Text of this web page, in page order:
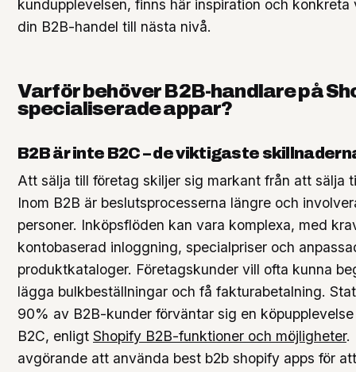
kundupplevelsen, finns här inspiration och
din B2B-handel till nästa nivå.
Varför behöver B2B-handlare på
specialiserade appar?
B2B är inte B2C – de viktigaste
Att sälja till företag skiljer sig markant från att sälja
Inom B2B är beslutsprocesserna längre och
personer. Inköpsflöden kan vara komplexa, med
kontobaserad inloggning, specialpriser och
produktkataloger. Företagskunder vill ofta kunna
lägga bulkbeställningar och få fakturabetalning.
90% av B2B-kunder förväntar sig en
B2C, enligt Shopify B2B-funktioner och möjligheter.
avgörande att använda best b2b shopify apps för